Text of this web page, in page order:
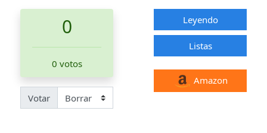
0
0 votos
Votar
Leyendo
Listas
Amazon